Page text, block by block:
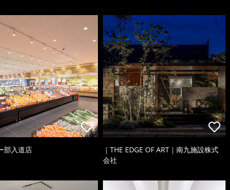
部入道店
｜THE EDGE OF ART｜南九施設株式
会社